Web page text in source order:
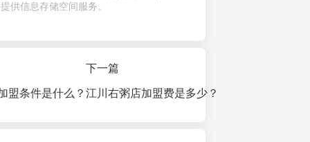
供信息存储空间服务。
盟条件是什么？
下一篇
江川右粥店加盟费是多少？